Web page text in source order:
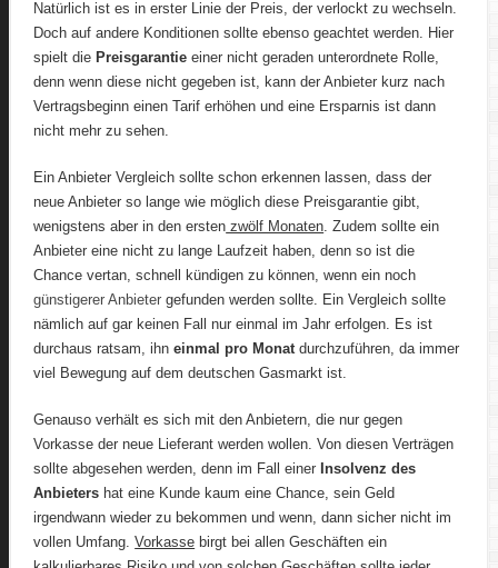
Natürlich ist es in erster Linie der Preis, der verlockt zu wechseln.
Doch auf andere Konditionen sollte ebenso geachtet werden. Hier
spielt die Preisgarantie einer nicht geraden unterordnete Rolle,
denn wenn diese nicht gegeben ist, kann der Anbieter kurz nach
Vertragsbeginn einen Tarif erhöhen und eine Ersparnis ist dann
nicht mehr zu sehen.
Ein Anbieter Vergleich sollte schon erkennen lassen, dass der
neue Anbieter so lange wie möglich diese Preisgarantie gibt,
wenigstens aber in den ersten zwölf Monaten . Zudem sollte ein
Anbieter eine nicht zu lange Laufzeit haben, denn so ist die
Chance vertan, schnell kündigen zu können, wenn ein noch
günstigerer Anbietergefunden werden sollte. Ein Vergleich sollte
nämlich auf gar keinen Fall nur einmal im Jahr erfolgen. Es ist
durchaus ratsam, ihneinmal pro Monat durchzuführen, da immer
viel Bewegung auf dem deutschen Gasmarkt ist.
Genauso verhält es sich mit den Anbietern, die nur gegen
Vorkasse der neue Lieferant werden wollen. Von diesen Verträgen
sollte abgesehen werden, denn im Fall einer Insolvenz des
Anbieters hat eine Kunde kaum eine Chance, sein Geld
irgendwann wieder zu bekommen und wenn, dann sicher nicht im
vollen Umfang.Vorkasse birgt bei allen Geschäften ein